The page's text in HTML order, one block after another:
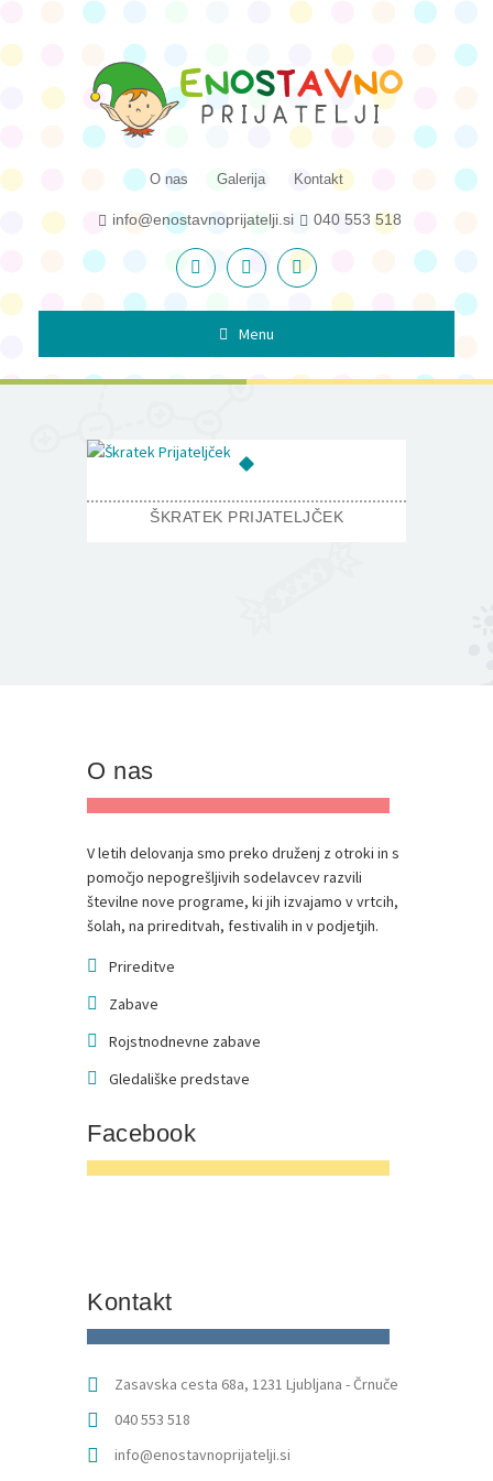
O nas Galerija Kontakt
info@enostavnoprijatelji.si 040 553 518
Menu
ŠKRATEK PRIJATELJČEK
O nas
V letih delovanja smo preko druženj z otroki in s
pomočjo nepogrešljivih sodelavcev razvili
številne nove programe, ki jih izvajamo v vrtcih,
šolah, na prireditvah, festivalih in v podjetjih.
Prireditve
Zabave
Rojstnodnevne zabave
Gledališke predstave
Facebook
Kontakt
Zasavska cesta 68a, 1231 Ljubljana - Črnuče
040 553 518
info@enostavnoprijatelji.si